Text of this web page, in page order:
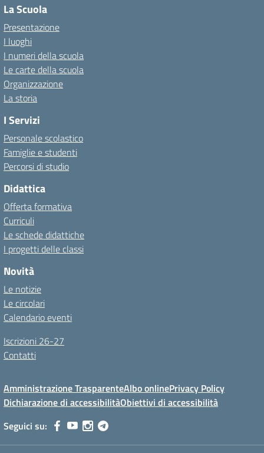
La Scuola
Presentazione
I luoghi
I numeri della scuola
Le carte della scuola
Organizzazione
La storia
I Servizi
Personale scolastico
Famiglie e studenti
Percorsi di studio
Didattica
Offerta formativa
Curriculi
Le schede didattiche
I progetti delle classi
Novità
Le notizie
Le circolari
Calendario eventi
Iscrizioni 26-27
Contatti
Amministrazione TrasparenteAlbo onlinePrivacy Policy
Dichiarazione di accessibilitàObiettivi di accessibilità
Seguici su: